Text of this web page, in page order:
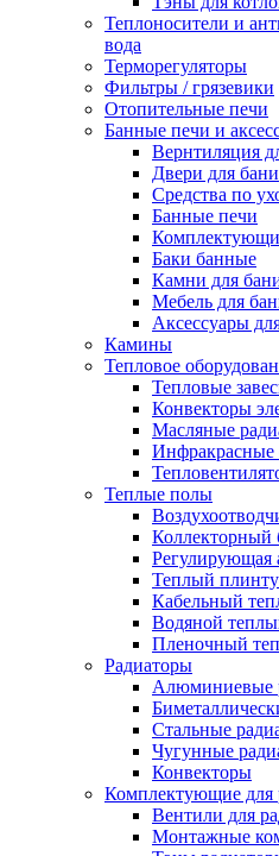
Теплоносители и
вода
Терморегуляторы
Фильтры / грязевики
Отопительные печи
Банные печи и
Вернтиляция
Двери для бани
Средства по
Банные печи
Баки банные
Камни для
Мебель для
Аксессуары
Камины
Тепловое
Тепловые
Конвекторы
Масляные
Инфракрасные
Теплые полы
Коллекторный
Регулирующая
Теплый
Кабельный
Водяной
Пленочный
Радиаторы
Алюминиевые
Стальные
Чугунные
Конвекторы
Комплектующие для
Вентили для
Монтажные